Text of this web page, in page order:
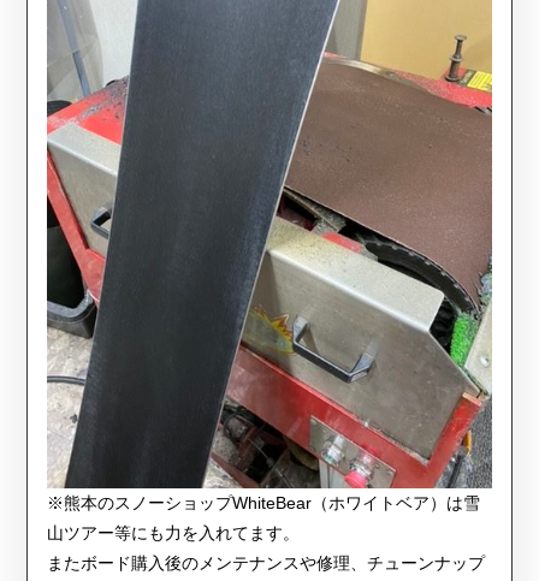
※熊本のスノーショップWhiteBear（ホワイトベア）は雪
山ツアー等にも力を入れてます。
またボード購入後のメンテナンスや修理、チューンナップ